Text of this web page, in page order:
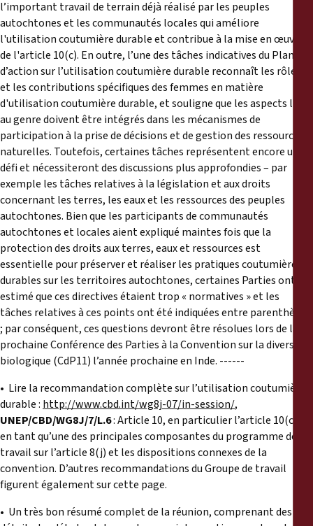
l’important travail de terrain déjà réalisé par les peuples
autochtones et les communautés locales qui améliore
l'utilisation coutumière durable et contribue à la mise en œuvre
de l'article 10(c). En outre, l’une des tâches indicatives du Plan
d’action sur l’utilisation coutumière durable reconnaît les rôles
et les contributions spécifiques des femmes en matière
d'utilisation coutumière durable, et souligne que les aspects liés
au genre doivent être intégrés dans les mécanismes de
participation à la prise de décisions et de gestion des ressources
naturelles. Toutefois, certaines tâches représentent encore un
défi et nécessiteront des discussions plus approfondies – par
exemple les tâches relatives à la législation et aux droits
concernant les terres, les eaux et les ressources des peuples
autochtones. Bien que les participants de communautés
autochtones et locales aient expliqué maintes fois que la
protection des droits aux terres, eaux et ressources est
essentielle pour préserver et réaliser les pratiques coutumières
durables sur les territoires autochtones, certaines Parties ont
estimé que ces directives étaient trop « normatives » et les
tâches relatives à ces points ont été indiquées entre parenthèses
; par conséquent, ces questions devront être résolues lors de la
prochaine Conférence des Parties à la Convention sur la diversité
biologique (CdP11) l’année prochaine en Inde. ------
• Lire la recommandation complète sur l’utilisation coutumière
durable : http://www.cbd.int/wg8j-07/in-session/,
UNEP/CBD/WG8J/7/L.6: Article 10, en particulier l’article 10(c),
en tant qu’une des principales composantes du programme de
travail sur l’article 8(j) et les dispositions connexes de la
convention. D’autres recommandations du Groupe de travail
figurent également sur cette page.
• Un très bon résumé complet de la réunion, comprenant des